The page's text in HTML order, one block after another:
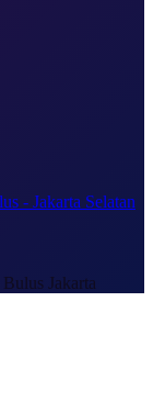
- Jakarta Selatan
Jakarta